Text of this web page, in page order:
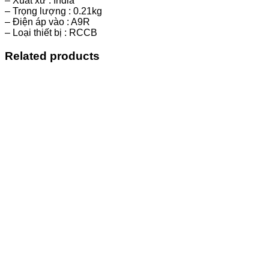
– Trọng lượng : 0.21kg
– Điện áp vào : A9R
– Loại thiết bị : RCCB
Related products